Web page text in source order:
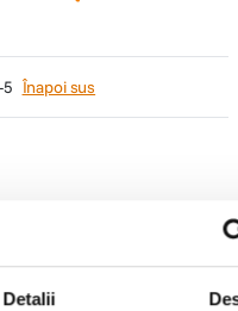
Detalii
5 Înapoi sus